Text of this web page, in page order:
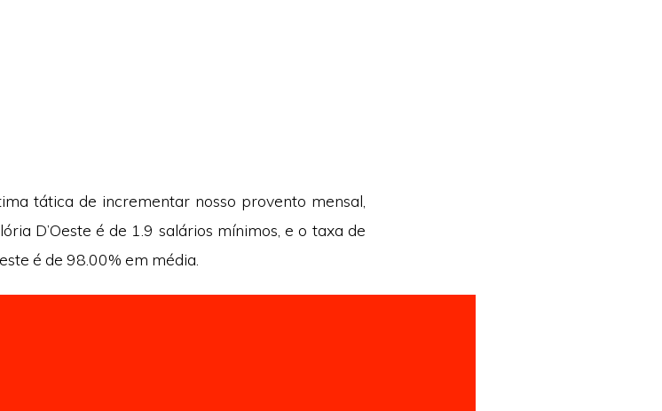
tática de incrementar nosso provento mensal,
D’Oeste é de 1.9 salários mínimos, e o taxa de
é de 98.00% em média.